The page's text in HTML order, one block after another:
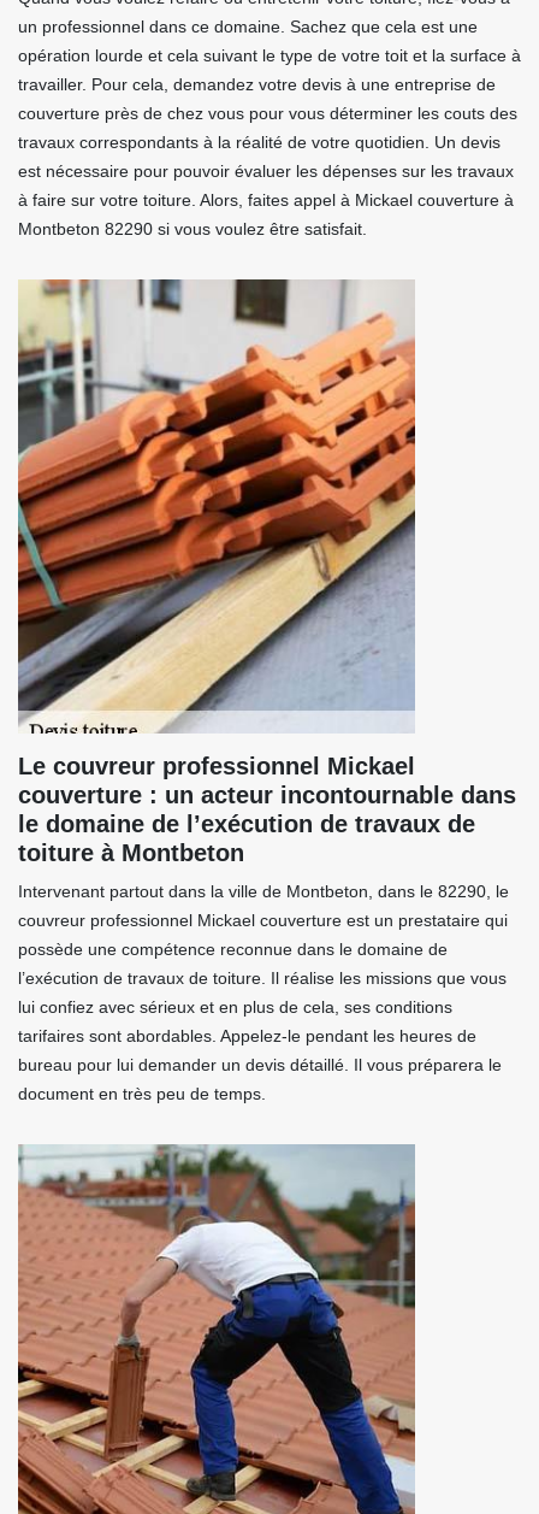
un professionnel dans ce domaine. Sachez que cela est une
opération lourde et cela suivant le type de votre toit et la surface à
travailler. Pour cela, demandez votre devis à une entreprise de
couverture près de chez vous pour vous déterminer les couts des
travaux correspondants à la réalité de votre quotidien. Un devis
est nécessaire pour pouvoir évaluer les dépenses sur les travaux
à faire sur votre toiture. Alors, faites appel à Mickael couverture à
Montbeton 82290 si vous voulez être satisfait.
Le couvreur professionnel Mickael
couverture : un acteur incontournable dans
le domaine de l’exécution de travaux de
toiture à Montbeton
Intervenant partout dans la ville de Montbeton, dans le 82290, le
couvreur professionnel Mickael couverture est un prestataire qui
possède une compétence reconnue dans le domaine de
l’exécution de travaux de toiture. Il réalise les missions que vous
lui confiez avec sérieux et en plus de cela, ses conditions
tarifaires sont abordables. Appelez-le pendant les heures de
bureau pour lui demander un devis détaillé. Il vous préparera le
document en très peu de temps.